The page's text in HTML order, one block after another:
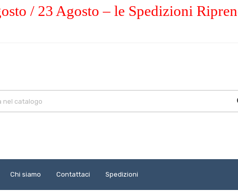
/ 23 Agosto – le Spedizioni
Chi siamo Contattaci Spedizioni